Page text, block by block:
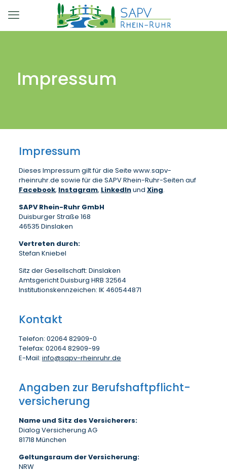
Impressum
Impressum
Dieses Impressum gilt für die Seite www.sapv-
rheinruhr.de sowie für die SAPV Rhein-Ruhr-Seiten auf
Facebook, Instagram, LinkedInund Xing.
SAPV Rhein-Ruhr GmbH
Duisburger Straße 168
46535 Dinslaken
Vertreten durch:
Stefan Kniebel
Sitz der Gesellschaft: Dinslaken
Amtsgericht Duisburg HRB 32564
Institutionskennzeichen: IK 460544871
Kontakt
Telefon: 02064 82909-0
Telefax: 02064 82909-99
E-Mail: info@sapv-rheinruhr.de
Angaben zur Berufs­haftpflicht­
versicherung
Name und Sitz des Versicherers:
Dialog Versicherung AG
81718 München
Geltungsraum der Versicherung:
NRW